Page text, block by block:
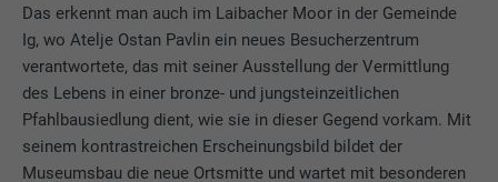
Das erkennt man auch im Laibacher Moor in der Gemeinde
Ig, wo Atelje Ostan Pavlin ein neues Besucherzentrum
verantwortete, das mit seiner Ausstellung der Vermittlung
des Lebens in einer bronze- und jungsteinzeitlichen
Pfahlbausiedlung dient, wie sie in dieser Gegend vorkam. Mit
seinem kontrastreichen Erscheinungsbild bildet der
Museumsbau die neue Ortsmitte und wartet mit besonderen